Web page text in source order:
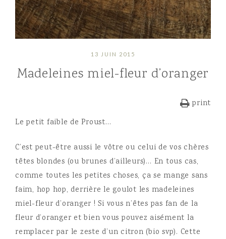
13 JUIN 2015
Madeleines miel-fleur d’oranger
print
Le petit faible de Proust…
C’est peut-être aussi le vôtre ou celui de vos chères
têtes blondes (ou brunes d’ailleurs)… En tous cas,
comme toutes les petites choses, ça se mange sans
faim, hop hop, derrière le goulot les madeleines
miel-fleur d’oranger ! Si vous n’êtes pas fan de la
fleur d’oranger et bien vous pouvez aisément la
remplacer par le zeste d’un citron (bio svp). Cette